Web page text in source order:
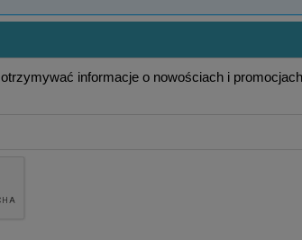
informacje o nowościach i